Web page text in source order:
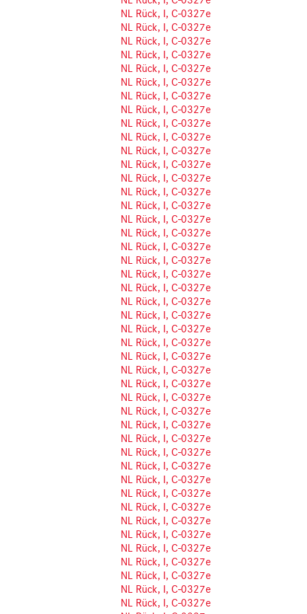
NL Rück, I, C-0327e
NL Rück, I, C-0327e
NL Rück, I, C-0327e
NL Rück, I, C-0327e
NL Rück, I, C-0327e
NL Rück, I, C-0327e
NL Rück, I, C-0327e
NL Rück, I, C-0327e
NL Rück, I, C-0327e
NL Rück, I, C-0327e
NL Rück, I, C-0327e
NL Rück, I, C-0327e
NL Rück, I, C-0327e
NL Rück, I, C-0327e
NL Rück, I, C-0327e
NL Rück, I, C-0327e
NL Rück, I, C-0327e
NL Rück, I, C-0327e
NL Rück, I, C-0327e
NL Rück, I, C-0327e
NL Rück, I, C-0327e
NL Rück, I, C-0327e
NL Rück, I, C-0327e
NL Rück, I, C-0327e
NL Rück, I, C-0327e
NL Rück, I, C-0327e
NL Rück, I, C-0327e
NL Rück, I, C-0327e
NL Rück, I, C-0327e
NL Rück, I, C-0327e
NL Rück, I, C-0327e
NL Rück, I, C-0327e
NL Rück, I, C-0327e
NL Rück, I, C-0327e
NL Rück, I, C-0327e
NL Rück, I, C-0327e
NL Rück, I, C-0327e
NL Rück, I, C-0327e
NL Rück, I, C-0327e
NL Rück, I, C-0327e
NL Rück, I, C-0327e
NL Rück, I, C-0327e
NL Rück, I, C-0327e
NL Rück, I, C-0327e